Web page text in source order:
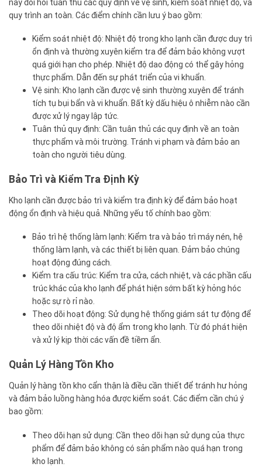
này đòi hỏi tuân thủ các quy định về vệ sinh, kiểm soát nhiệt độ, và
quy trình an toàn. Các điểm chính cần lưu ý bao gồm:
Kiểm soát nhiệt độ: Nhiệt độ trong kho lạnh cần được duy trì
ổn định và thường xuyên kiểm tra để đảm bảo không vượt
quá giới hạn cho phép. Nhiệt độ dao động có thể gây hỏng
thực phẩm. Dẫn đến sự phát triển của vi khuẩn.
Vệ sinh: Kho lạnh cần được vệ sinh thường xuyên để tránh
tích tụ bụi bẩn và vi khuẩn. Bất kỳ dấu hiệu ô nhiễm nào cần
được xử lý ngay lập tức.
Tuân thủ quy định: Cần tuân thủ các quy định về an toàn
thực phẩm và môi trường. Tránh vi phạm và đảm bảo an
toàn cho người tiêu dùng.
Bảo Trì và Kiểm Tra Định Kỳ
Kho lạnh cần được bảo trì và kiểm tra định kỳ để đảm bảo hoạt
động ổn định và hiệu quả. Những yếu tố chính bao gồm:
Bảo trì hệ thống làm lạnh: Kiểm tra và bảo trì máy nén, hệ
thống làm lạnh, và các thiết bị liên quan. Đảm bảo chúng
hoạt động đúng cách.
Kiểm tra cấu trúc: Kiểm tra cửa, cách nhiệt, và các phần cấu
trúc khác của kho lạnh để phát hiện sớm bất kỳ hỏng hóc
hoặc sự rò rỉ nào.
Theo dõi hoạt động: Sử dụng hệ thống giám sát tự động để
theo dõi nhiệt độ và độ ẩm trong kho lạnh. Từ đó phát hiện
và xử lý kịp thời các vấn đề tiềm ẩn.
Quản Lý Hàng Tồn Kho
Quản lý hàng tồn kho cẩn thận là điều cần thiết để tránh hư hỏng
và đảm bảo luồng hàng hóa được kiểm soát. Các điểm cần chú ý
bao gồm:
Theo dõi hạn sử dụng: Cần theo dõi hạn sử dụng của thực
phẩm để đảm bảo không có sản phẩm nào quá hạn trong
kho lạnh.